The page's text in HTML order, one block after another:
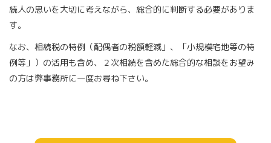
続人の思いを大切に考えながら、総合的に判断する必要がありま
す。
なお、相続税の特例（配偶者の税額軽減」、「小規模宅地等の特
例等」）の活用も含め、２次相続を含めた総合的な相談をお望み
の方は弊事務所に一度お尋ね下さい。